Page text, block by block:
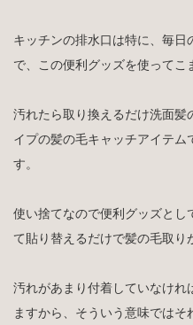
キッチンの排水口は特に、毎
で、この便利グッズを使ってこ
汚れたら取り換えるだけ洗面髪
イプの髪の毛キャッチアイテ
す。
使い捨てなので便利グッズとし
て貼り替えるだけで髪の毛取り
汚れがあまり付着していなけれ
ますから、そういう意味ではそ